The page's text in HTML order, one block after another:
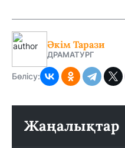
Әкім Тарази
ДРАМАТУРГ
Бөлісу:
Жаңалықтар